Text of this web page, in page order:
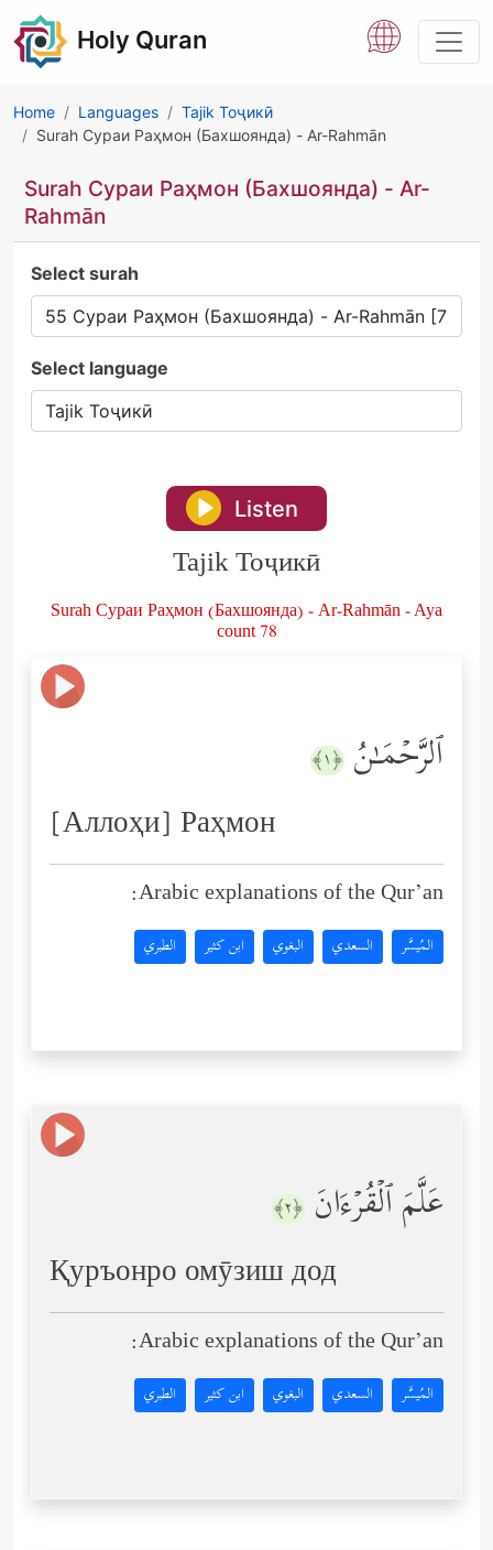
Holy Quran
Home Languages
Tajik Тоҷикӣ
Surah Сураи Раҳмон (Бахшоянда) - Ar-Rahmān
Surah Сураи Раҳмон (Бахшоянда) - Ar-
Rahmān
Select surah
Select language
Listen
Tajik Тоҷикӣ
Surah Сураи Раҳмон (Бахшоянда) - Ar-Rahmān - Aya
count 78
ٱلرَّحۡمَـٰنُ ﴿١﴾
[Аллоҳи] Раҳмон
Arabic explanations of the Qur’an:
المُيسَّر السعدي البغوي ابن كثير الطبري
عَلَّمَ ٱلۡقُرۡءَانَ ﴿٢﴾
Қуръонро омӯзиш дод
Arabic explanations of the Qur’an:
المُيسَّر السعدي البغوي ابن كثير الطبري